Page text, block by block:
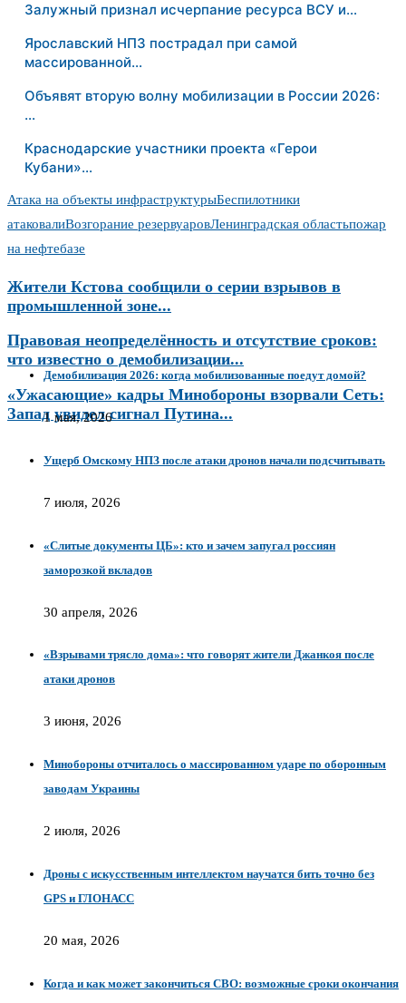
Залужный признал исчерпание ресурса ВСУ и…
Ярославский НПЗ пострадал при самой
массированной…
Объявят вторую волну мобилизации в России 2026:
…
Краснодарские участники проекта «Герои
Кубани»…
Атака на объекты инфраструктурыБеспилотники
атаковалиВозгорание резервуаровЛенинградская областьпожар
на нефтебазе
Жители Кстова сообщили о серии взрывов в
промышленной зоне...
Правовая неопределённость и отсутствие сроков:
что известно о демобилизации...
«Ужасающие» кадры Минобороны взорвали Сеть:
Запад увидел сигнал Путина...
Демобилизация 2026: когда мобилизованные поедут домой?
1 мая, 2026
Ущерб Омскому НПЗ после атаки дронов начали подсчитывать
7 июля, 2026
«Слитые документы ЦБ»: кто и зачем запугал россиян
заморозкой вкладов
30 апреля, 2026
«Взрывами трясло дома»: что говорят жители Джанкоя после
атаки дронов
3 июня, 2026
Минобороны отчиталось о массированном ударе по оборонным
заводам Украины
2 июля, 2026
Дроны с искусственным интеллектом научатся бить точно без
GPS и ГЛОНАСС
20 мая, 2026
Когда и как может закончиться СВО: возможные сроки окончания